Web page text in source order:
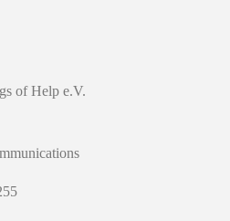
of Help e.V.